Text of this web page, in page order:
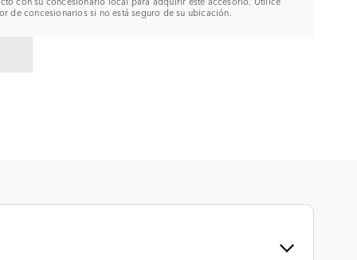
de concesionarios si no está seguro de su ubicación.